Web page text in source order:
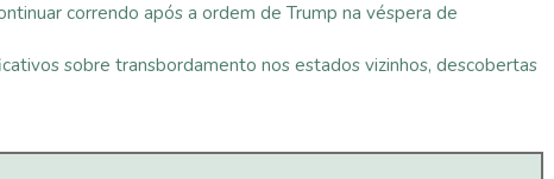
correndo após a ordem de Trump na véspera de
sobre transbordamento nos estados vizinhos, descobertas